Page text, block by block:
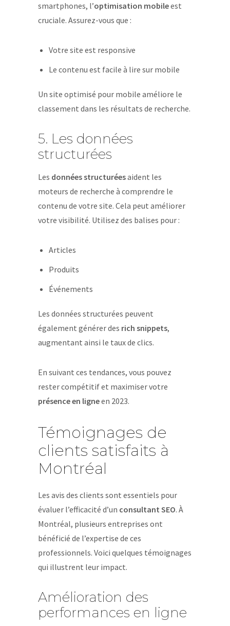
smartphones, l’optimisation mobileest
cruciale. Assurez-vous que :
Votre site est responsive
Le contenu est facile à lire sur mobile
Un site optimisé pour mobile améliore le
classement dans les résultats de recherche.
5. Les données
structurées
Les données structuréesaident les
moteurs de recherche à comprendre le
contenu de votre site. Cela peut améliorer
votre visibilité. Utilisez des balises pour :
Articles
Produits
Événements
Les données structurées peuvent
également générer des rich snippets,
augmentant ainsi le taux de clics.
En suivant ces tendances, vous pouvez
rester compétitif et maximiser votre
présence en ligneen 2023.
Témoignages de
clients satisfaits à
Montréal
Les avis des clients sont essentiels pour
évaluer l’efficacité d’un consultant SEO. À
Montréal, plusieurs entreprises ont
bénéficié de l’expertise de ces
professionnels. Voici quelques témoignages
qui illustrent leur impact.
Amélioration des
performances en ligne